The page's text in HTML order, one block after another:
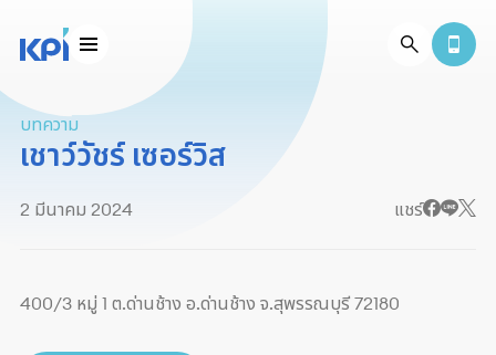
บทความ
เชาว์วัชร์ เซอร์วิส
2 มีนาคม 2024 แชร์
400/3 หมู่ 1 ต.ด่านช้าง อ.ด่านช้าง จ.สุพรรณบุรี 72180